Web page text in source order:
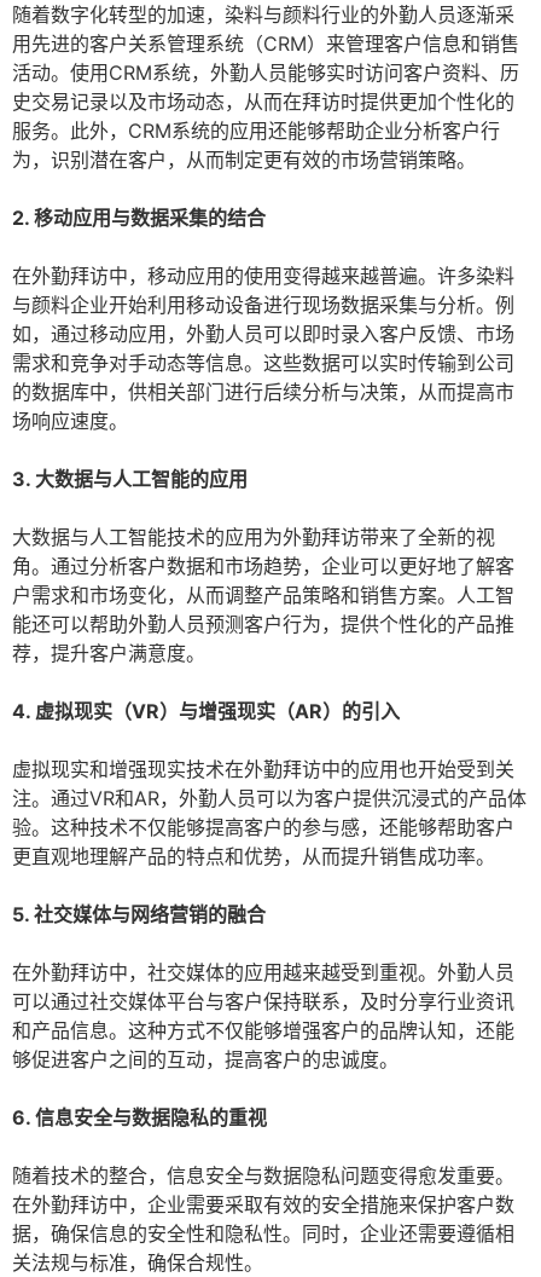
随着数字化转型的加速，染料与颜料行业的外勤人员逐渐采
用先进的客户关系管理系统（CRM）来管理客户信息和销售
活动。使用CRM系统，外勤人员能够实时访问客户资料、历
史交易记录以及市场动态，从而在拜访时提供更加个性化的
服务。此外，CRM系统的应用还能够帮助企业分析客户行
为，识别潜在客户，从而制定更有效的市场营销策略。
2. 移动应用与数据采集的结合
在外勤拜访中，移动应用的使用变得越来越普遍。许多染料
与颜料企业开始利用移动设备进行现场数据采集与分析。例
如，通过移动应用，外勤人员可以即时录入客户反馈、市场
需求和竞争对手动态等信息。这些数据可以实时传输到公司
的数据库中，供相关部门进行后续分析与决策，从而提高市
场响应速度。
3. 大数据与人工智能的应用
大数据与人工智能技术的应用为外勤拜访带来了全新的视
角。通过分析客户数据和市场趋势，企业可以更好地了解客
户需求和市场变化，从而调整产品策略和销售方案。人工智
能还可以帮助外勤人员预测客户行为，提供个性化的产品推
荐，提升客户满意度。
4. 虚拟现实（VR）与增强现实（AR）的引入
虚拟现实和增强现实技术在外勤拜访中的应用也开始受到关
注。通过VR和AR，外勤人员可以为客户提供沉浸式的产品体
验。这种技术不仅能够提高客户的参与感，还能够帮助客户
更直观地理解产品的特点和优势，从而提升销售成功率。
5. 社交媒体与网络营销的融合
在外勤拜访中，社交媒体的应用越来越受到重视。外勤人员
可以通过社交媒体平台与客户保持联系，及时分享行业资讯
和产品信息。这种方式不仅能够增强客户的品牌认知，还能
够促进客户之间的互动，提高客户的忠诚度。
6. 信息安全与数据隐私的重视
随着技术的整合，信息安全与数据隐私问题变得愈发重要。
在外勤拜访中，企业需要采取有效的安全措施来保护客户数
据，确保信息的安全性和隐私性。同时，企业还需要遵循相
关法规与标准，确保合规性。